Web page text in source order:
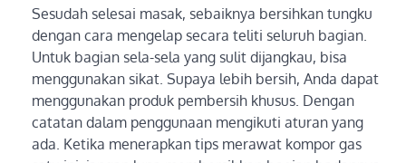
Sesudah selesai masak, sebaiknya bersihkan tungku
dengan cara mengelap secara teliti seluruh bagian.
Untuk bagian sela-sela yang sulit dijangkau, bisa
menggunakan sikat. Supaya lebih bersih, Anda dapat
menggunakan produk pembersih khusus. Dengan
catatan dalam penggunaan mengikuti aturan yang
ada. Ketika menerapkan tips merawat kompor gas